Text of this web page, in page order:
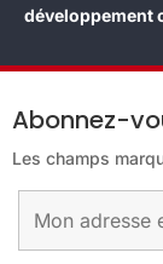
développement
Abonnez-
Les champs